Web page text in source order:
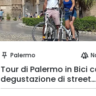
push_pin Palermo forest
Tour di Palermo in Bici
degustazione di street
food